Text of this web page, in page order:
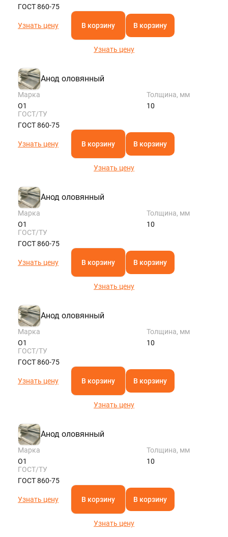
ГОСТ 860-75
Узнать цену В корзину В корзину
Узнать цену
Анод оловянный
Марка
О1
Толщина, мм
10
ГОСТ/ТУ
ГОСТ 860-75
Узнать цену В корзину В корзину
Узнать цену
Анод оловянный
Марка
О1
Толщина, мм
10
ГОСТ/ТУ
ГОСТ 860-75
Узнать цену В корзину В корзину
Узнать цену
Анод оловянный
Марка
О1
Толщина, мм
10
ГОСТ/ТУ
ГОСТ 860-75
Узнать цену В корзину В корзину
Узнать цену
Анод оловянный
Марка
О1
Толщина, мм
10
ГОСТ/ТУ
ГОСТ 860-75
Узнать цену В корзину В корзину
Узнать цену